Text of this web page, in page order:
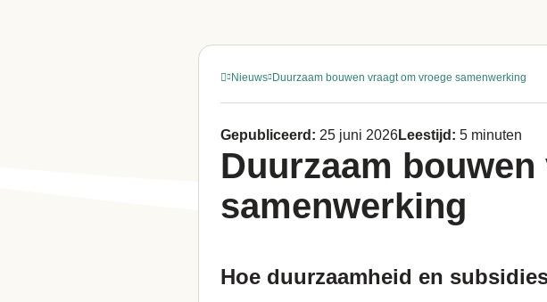
Nieuws Duurzaam bouwen vraagt om vroege samenwerking
Gepubliceerd: 25 juni 2026Leestijd: 5 minuten
Duurzaam
samenwerking
Hoe duurzaamheid en